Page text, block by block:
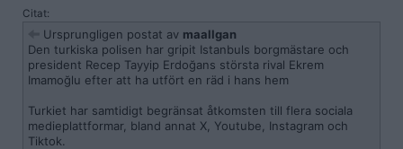
Citat:
Ursprungligen postat av maallgan
Den turkiska polisen har gripit Istanbuls borgmästare och
president Recep Tayyip Erdoğans största rival Ekrem
Imamoğlu efter att ha utfört en räd i hans hem
Turkiet har samtidigt begränsat åtkomsten till flera sociala
medieplattformar, bland annat X, Youtube, Instagram och
Tiktok.